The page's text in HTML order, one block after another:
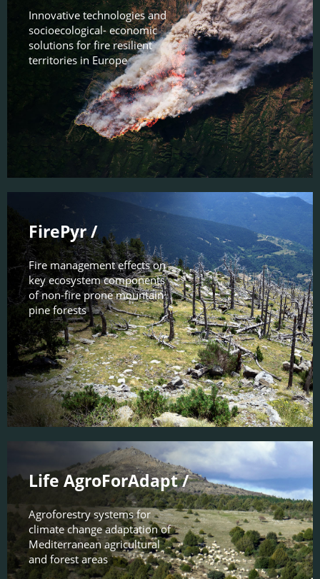
Innovative technologies and
socioecological- economic
solutions for fire resilient
territories in Europe
FirePyr /
Fire management effects on
key ecosystem components
of non-fire prone mountain
pine forests
Life AgroForAdapt /
Agroforestry systems for
climate change adaptation of
Mediterranean agricultural
and forest areas